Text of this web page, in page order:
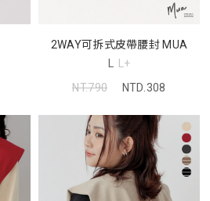
2WAY可拆式皮帶腰封 MUA
L L+
NT.790
NTD.308